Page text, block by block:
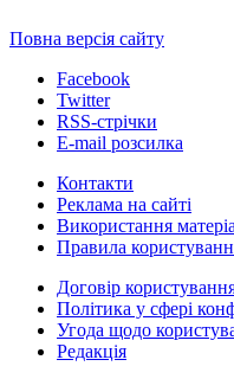
Повна версія сайту
Facebook
Twitter
RSS-стрічки
E-mail розсилка
Контакти
Реклама на сайті
Використання
Правила
Договір
Політика у сфері
Угода щодо
Редакція